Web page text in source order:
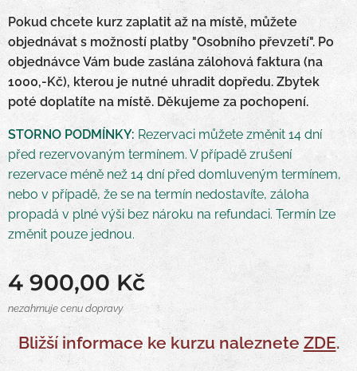
Pokud chcete kurz zaplatit až na místě, můžete
objednávat s možností platby "Osobního převzetí". Po
objednávce Vám bude zaslána zálohová faktura (na
1000,-Kč), kterou je nutné uhradit dopředu. Zbytek
poté doplatíte na místě. Děkujeme za pochopení.
STORNO PODMÍNKY: Rezervaci můžete změnit 14 dní
před rezervovaným termínem. V případě zrušení
rezervace méně než 14 dní před domluveným termínem,
nebo v případě, že se na termín nedostavíte, záloha
propadá v plné výši bez nároku na refundaci. Termín lze
změnit pouze jednou.
4 900,00 Kč
nezahrnuje cenu dopravy
Bližší informace ke kurzu naleznete ZDE.